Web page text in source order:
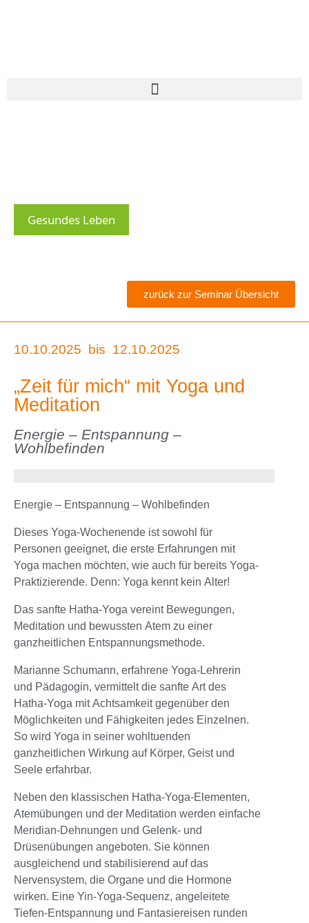
Gesundes Leben
zurück zur Seminar Übersicht
10.10.2025 bis 12.10.2025
„Zeit für mich“ mit Yoga und
Meditation
Energie – Entspannung –
Wohlbefinden
Energie – Entspannung – Wohlbefinden
Dieses Yoga-Wochenende ist sowohl für
Personen geeignet, die erste Erfahrungen mit
Yoga machen möchten, wie auch für bereits Yoga-
Praktizierende. Denn: Yoga kennt kein Alter!
Das sanfte Hatha-Yoga vereint Bewegungen,
Meditation und bewussten Atem zu einer
ganzheitlichen Entspannungsmethode.
Marianne Schumann, erfahrene Yoga-Lehrerin
und Pädagogin, vermittelt die sanfte Art des
Hatha-Yoga mit Achtsamkeit gegenüber den
Möglichkeiten und Fähigkeiten jedes Einzelnen.
So wird Yoga in seiner wohltuenden
ganzheitlichen Wirkung auf Körper, Geist und
Seele erfahrbar.
Neben den klassischen Hatha-Yoga-Elementen,
Atemübungen und der Meditation werden einfache
Meridian-Dehnungen und Gelenk- und
Drüsenübungen angeboten. Sie können
ausgleichend und stabilisierend auf das
Nervensystem, die Organe und die Hormone
wirken. Eine Yin-Yoga-Sequenz, angeleitete
Tiefen-Entspannung und Fantasiereisen runden